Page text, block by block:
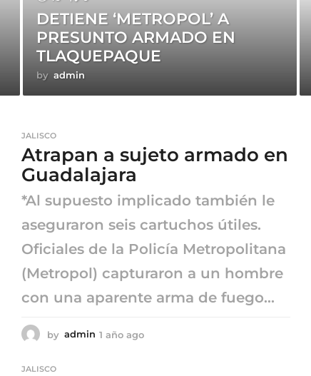
DETIENE ‘METROPOL’ A
PRESUNTO ARMADO EN
TLAQUEPAQUE
by admin
JALISCO
Atrapan a sujeto armado en
Guadalajara
*Al supuesto implicado también le
aseguraron seis cartuchos útiles.
Oficiales de la Policía Metropolitana
(Metropol) capturaron a un hombre
con una aparente arma de fuego...
by admin 1 año ago
JALISCO